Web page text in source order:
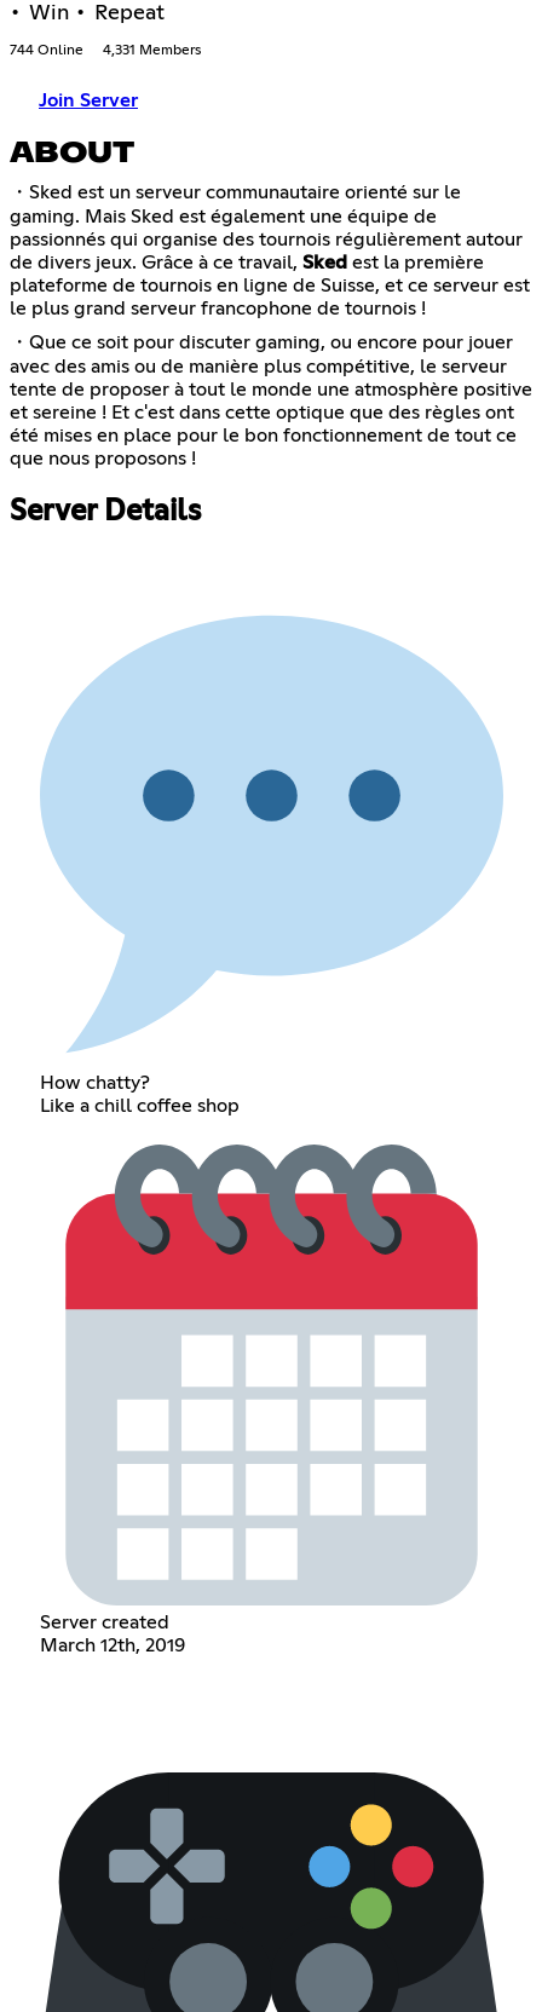
• Win • Repeat
744 Online 4,331 Members
Join Server
ABOUT
・Sked est un serveur communautaire orienté sur le
gaming. Mais Sked est également une équipe de
passionnés qui organise des tournois régulièrement autour
de divers jeux. Grâce à ce travail, Sked est la première
plateforme de tournois en ligne de Suisse, et ce serveur est
le plus grand serveur francophone de tournois !
・Que ce soit pour discuter gaming, ou encore pour jouer
avec des amis ou de manière plus compétitive, le serveur
tente de proposer à tout le monde une atmosphère positive
et sereine ! Et c'est dans cette optique que des règles ont
été mises en place pour le bon fonctionnement de tout ce
que nous proposons !
Server Details
How chatty?
Like a chill coffee shop
Server created
March 12th, 2019